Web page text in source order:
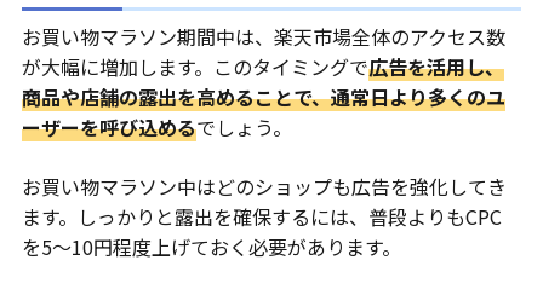
お買い物マラソン期間中は、楽天市場全体のアクセス数
が大幅に増加します。このタイミングで広告を活用し、
商品や店舗の露出を高めることで、通常日より多くのユ
ーザーを呼び込めるでしょう。
お買い物マラソン中はどのショップも広告を強化してき
ます。しっかりと露出を確保するには、普段よりもCPC
を5〜10円程度上げておく必要があります。